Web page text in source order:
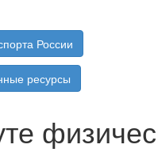
России
ресурсы